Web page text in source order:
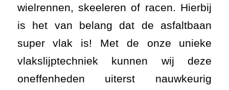
wielrennen, skeeleren of racen. Hierbij
is het van belang dat de asfaltbaan
super vlak is! Met de onze unieke
vlakslijptechniek kunnen wij deze
oneffenheden uiterst nauwkeurig